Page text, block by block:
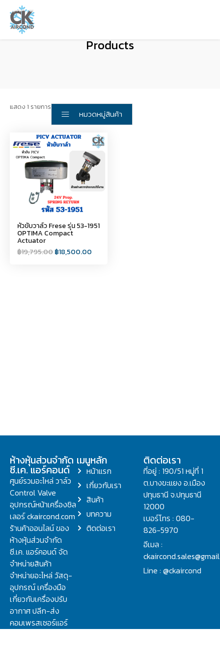
Products
แสดง 1 รายการ
หมวดหมู่สินค้า
หัวขับวาล์ว Frese รุ่น 53-1951
OPTIMA Compact
Actuator
฿19,795.00฿18,500.00
ห้างหุ้นส่วนจำกัด
ซี.เค. แอร์คอนด์
ศูนย์รวมอะไหล่ วาล์ว
Control Valve
อุปกรณ์หน้าเครื่องชิล
เลอร์ ckaircond.com
ร้านค้าออนไลน์ ของ
ห้างหุ้นส่วนจำกัด
ซี.เค. แอร์คอนด์ จัด
จำหน่ายสินค้า
จำหน่ายอะไหล่ วัสดุ-
อุปกรณ์ เครื่องมือ
เกี่ยวกับเครื่องปรับ
อากาศ ปลีก-ส่ง
คอมเพรสเซอร์แอร์
เมนูหลัก
หน้าแรก
เกี่ยวกับเรา
สินค้า
บทความ
ติดต่อเรา
ติดต่อเรา
ที่อยู่ : 190/51 หมู่ที่ 1
ต.บางขะแยง อ.เมือง
ปทุมธานี จ.ปทุมธานี
12000
เบอร์โทร : 080-
826-5970
อีเมล :
Line : @ckaircond